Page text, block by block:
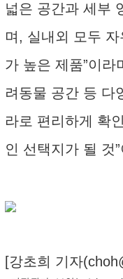
넓은 공간과 세부
며, 실내외 모두
가 높은 제품”이라
려동물 공간 등 다
라로 편리하게 확
인 선택지가 될 것
[강초희 기자(